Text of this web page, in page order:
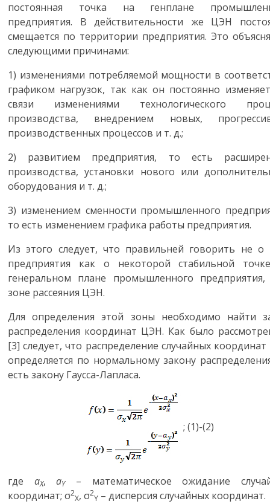
постоянная точка на генплане
предприятия. В действительности же ЦЭН
смещается по территории предприятия. Это
следующими причинами:
1) изменениями потребляемой мощности в
графиком нагрузок, так как он постоянно
связи изменениями технологического
производства, внедрением новых,
производственных процессов и т. д.;
2)
развитием предприятия, то есть
производства, установки нового или
оборудования и т. д.;
3) изменением сменности промышленного
то есть изменением графика работы предприятия.
Из этого следует, что правильней говорить не
предприятия как о некоторой стабильной
генеральном плане промышленного
зоне рассеяния ЦЭН.
Для определения этой зоны необходимо найти
распределения координат ЦЭН. Как было
[3] следует, что распределение случайных
определяется по нормальному закону
есть закону Гаусса-Лапласа.
; (1)-(2)
где aX,aY
– математическое ожидание
координат; σ2
X, σ2
Y – дисперсия случайных координат.